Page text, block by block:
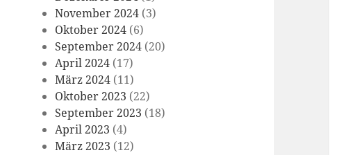
November 2024 (3)
Oktober 2024 (6)
September 2024 (20)
April 2024 (17)
März 2024 (11)
Oktober 2023 (22)
September 2023 (18)
April 2023 (4)
März 2023 (12)